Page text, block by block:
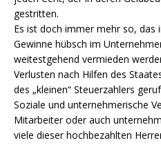
gestritten.
Es ist doch immer mehr so, das
Gewinne hübsch im
weitestgehend vermieden
Verlusten nach Hilfen des
des „kleinen“ Steuerzahlers
Soziale und unternehmerische
Mitarbeiter oder auch
viele dieser hochbezahlten